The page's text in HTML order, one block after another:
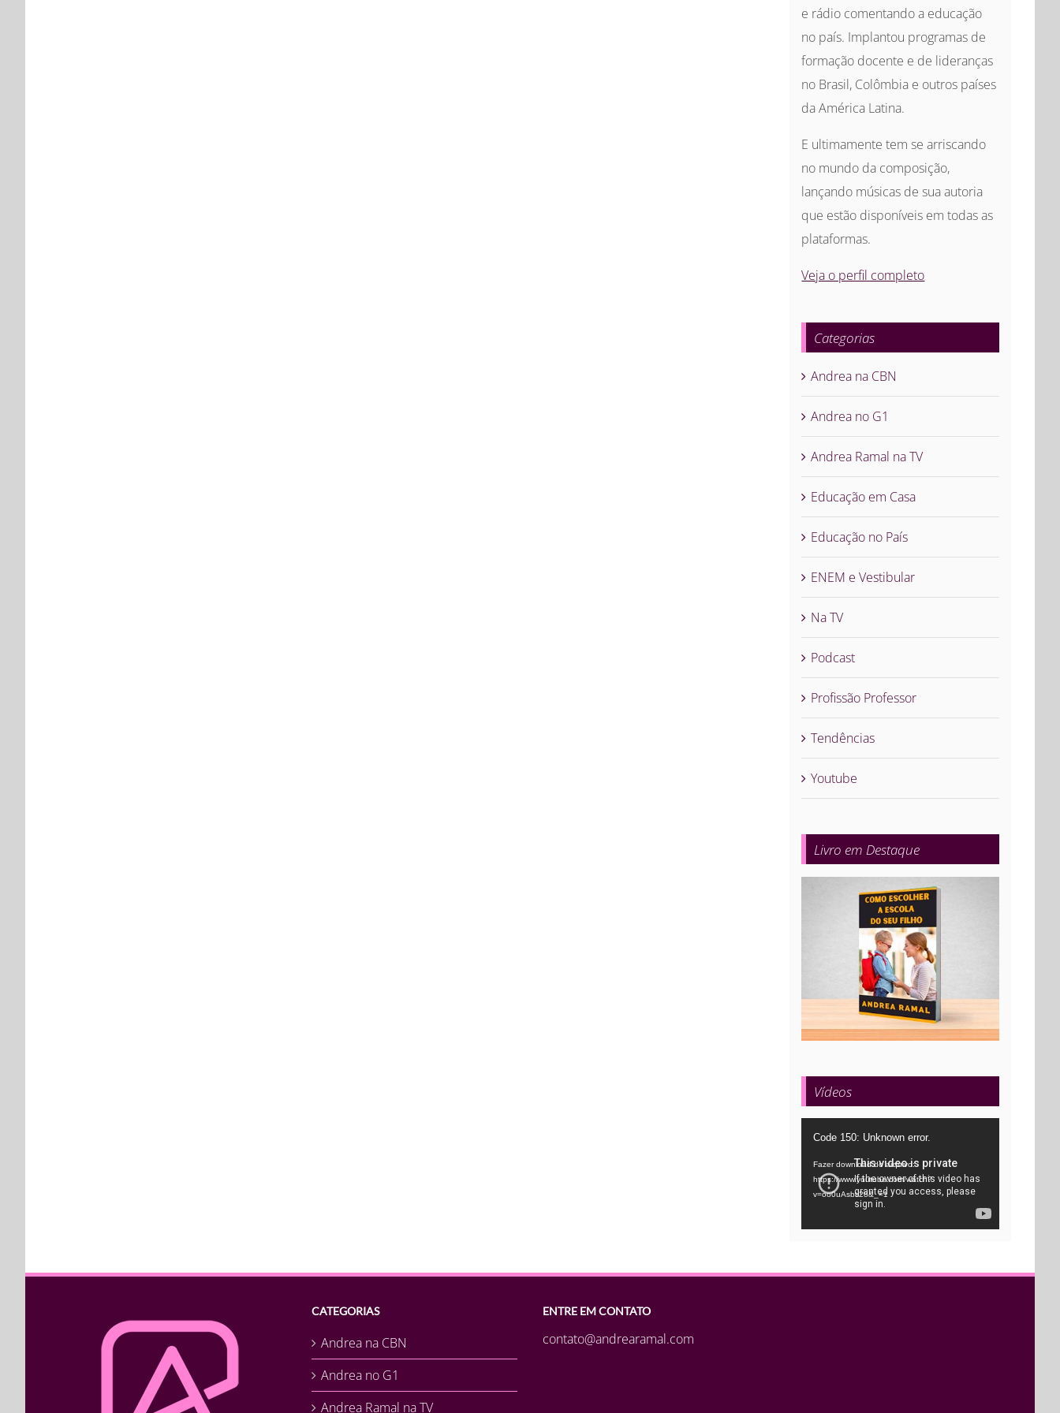
e rádio comentando a educação
no país. Implantou programas de
formação docente e de lideranças
no Brasil, Colômbia e outros países
da América Latina.
E ultimamente tem se arriscando
no mundo da composição,
lançando músicas de sua autoria
que estão disponíveis em todas as
plataformas.
Veja o perfil completo
Categorias
Andrea na CBN
Andrea no G1
Andrea Ramal na TV
Educação em Casa
Educação no País
ENEM e Vestibular
Na TV
Podcast
Profissão Professor
Tendências
Youtube
Livro em Destaque
Vídeos
Tocador
vídeo
Code 150: Unknown error.
Fazer download do arquivo:
https://www.youtube.com/watch?
v=oo0uAsbti28&_=1
CATEGORIAS
Andrea na CBN
Andrea no G1
Andrea Ramal na TV
ENTRE EM CONTATO
contato@andrearamal.com